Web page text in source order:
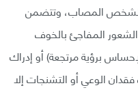
المصاب، وتتضمن
المفاجئ بالخوف
برؤية مرتجعة) أو إدراك
الوعي أو التشنجات إلا